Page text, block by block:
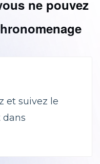
ne pouvez
et suivez le
dans